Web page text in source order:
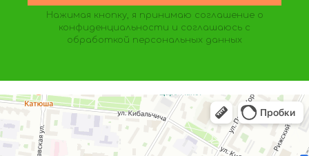
Нажимая кнопку, я принимаю соглашение о
конфиденциальности и соглашаюсь с
обработкой персональных данных